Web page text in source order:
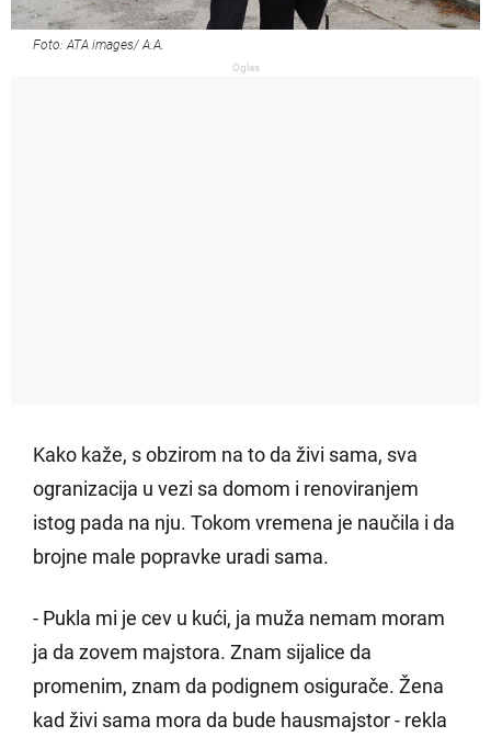
Foto: ATA images/ A.A.
Oglas
Kako kaže, s obzirom na to da živi sama, sva
ogranizacija u vezi sa domom i renoviranjem
istog pada na nju. Tokom vremena je naučila i da
brojne male popravke uradi sama.
- Pukla mi je cev u kući, ja muža nemam moram
ja da zovem majstora. Znam sijalice da
promenim, znam da podignem osigurače. Žena
kad živi sama mora da bude hausmajstor - rekla